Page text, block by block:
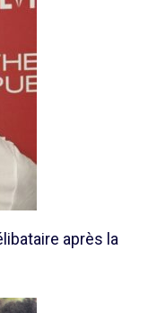
après la